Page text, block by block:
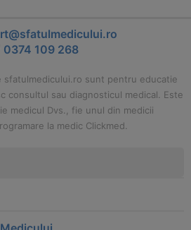
0374 109 268
sfatulmedicului.ro sunt pentru educatie
consultul sau diagnosticul medical. Este
medicul Dvs., fie unul din medicii
la medic Clickmed.